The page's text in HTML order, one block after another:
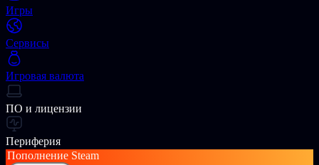
Игры
Сервисы
Игровая валюта
ПО и лицензии
Периферия
Пополнение Steam